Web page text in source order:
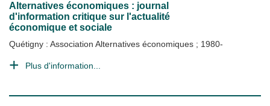
Alternatives économiques : journal
d'information critique sur l'actualité
économique et sociale
Quétigny : Association Alternatives économiques ; 1980-
Plus d'information...